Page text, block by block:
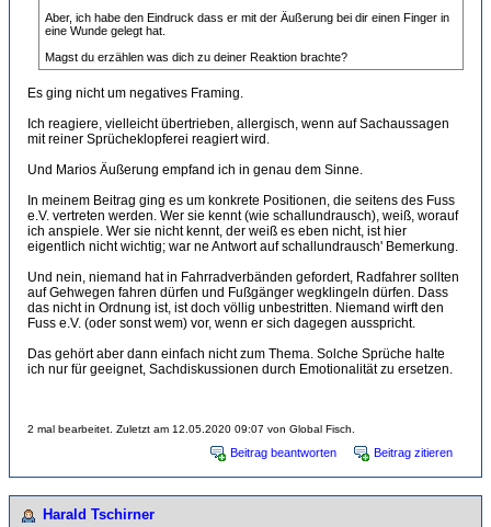
Aber, ich habe den Eindruck dass er mit der Äußerung bei dir einen Finger in
eine Wunde gelegt hat.
Magst du erzählen was dich zu deiner Reaktion brachte?
Es ging nicht um negatives Framing.
Ich reagiere, vielleicht übertrieben, allergisch, wenn auf Sachaussagen
mit reiner Sprücheklopferei reagiert wird.
Und Marios Äußerung empfand ich in genau dem Sinne.
In meinem Beitrag ging es um konkrete Positionen, die seitens des Fuss
e.V. vertreten werden. Wer sie kennt (wie schallundrausch), weiß, worauf
ich anspiele. Wer sie nicht kennt, der weiß es eben nicht, ist hier
eigentlich nicht wichtig; war ne Antwort auf schallundrausch' Bemerkung.
Und nein, niemand hat in Fahrradverbänden gefordert, Radfahrer sollten
auf Gehwegen fahren dürfen und Fußgänger wegklingeln dürfen. Dass
das nicht in Ordnung ist, ist doch völlig unbestritten. Niemand wirft den
Fuss e.V. (oder sonst wem) vor, wenn er sich dagegen ausspricht.
Das gehört aber dann einfach nicht zum Thema. Solche Sprüche halte
ich nur für geeignet, Sachdiskussionen durch Emotionalität zu ersetzen.
2 mal bearbeitet. Zuletzt am 12.05.2020 09:07 von Global Fisch.
Beitrag beantworten Beitrag zitieren
Harald Tschirner